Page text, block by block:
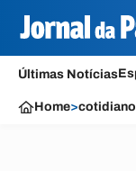
Últimas Notícias
Home>cotidiano